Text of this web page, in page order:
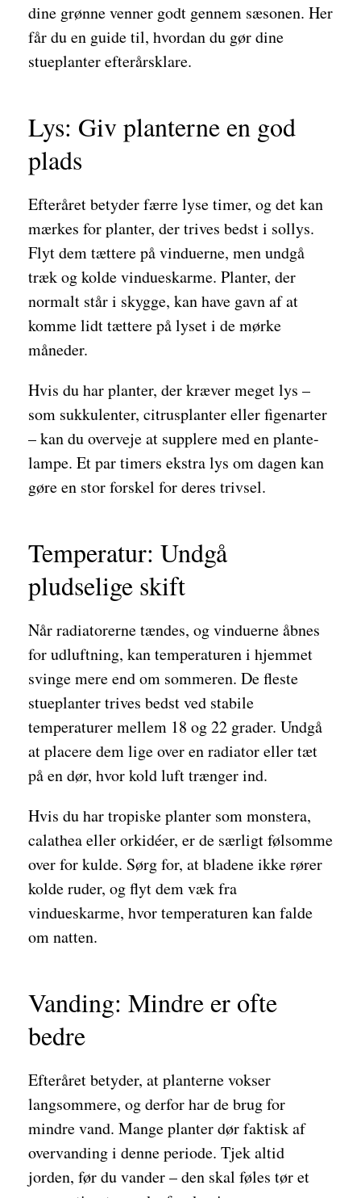
dine grønne venner godt gennem sæsonen. Her
får du en guide til, hvordan du gør dine
stueplanter efterårsklare.
Lys: Giv planterne en god
plads
Efteråret betyder færre lyse timer, og det kan
mærkes for planter, der trives bedst i sollys.
Flyt dem tættere på vinduerne, men undgå
træk og kolde vindueskarme. Planter, der
normalt står i skygge, kan have gavn af at
komme lidt tættere på lyset i de mørke
måneder.
Hvis du har planter, der kræver meget lys –
som sukkulenter, citrusplanter eller figenarter
– kan du overveje at supplere med en plante-
lampe. Et par timers ekstra lys om dagen kan
gøre en stor forskel for deres trivsel.
Temperatur: Undgå
pludselige skift
Når radiatorerne tændes, og vinduerne åbnes
for udluftning, kan temperaturen i hjemmet
svinge mere end om sommeren. De fleste
stueplanter trives bedst ved stabile
temperaturer mellem 18 og 22 grader. Undgå
at placere dem lige over en radiator eller tæt
på en dør, hvor kold luft trænger ind.
Hvis du har tropiske planter som monstera,
calathea eller orkidéer, er de særligt følsomme
over for kulde. Sørg for, at bladene ikke rører
kolde ruder, og flyt dem væk fra
vindueskarme, hvor temperaturen kan falde
om natten.
Vanding: Mindre er ofte
bedre
Efteråret betyder, at planterne vokser
langsommere, og derfor har de brug for
mindre vand. Mange planter dør faktisk af
overvanding i denne periode. Tjek altid
jorden, før du vander – den skal føles tør et